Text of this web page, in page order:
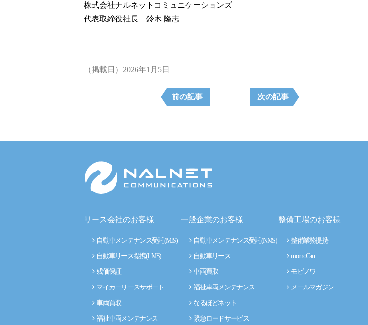
株式会社ナルネットコミュニケーションズ
代表取締役社長 鈴木 隆志
（掲載日）2026年1月5日
前の記事 次の記事
リース会社のお客様
自動車メンテナンス受託(MJS)
自動車リース提携(LMS)
残価保証
マイカーリースサポート
車両買取
福祉車両メンテナンス
一般企業のお客様
自動車メンテナンス受託(NMS)
自動車リース
車両買取
福祉車両メンテナンス
なるほどネット
緊急ロードサービス
整備工場のお客様
整備業務提携
momoCan
モビノワ
メールマガジン